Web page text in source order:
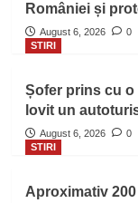
României și
August 6, 2026
0
STIRI
Șofer prins cu o
lovit un
August 6, 2026
0
STIRI
Aproximativ